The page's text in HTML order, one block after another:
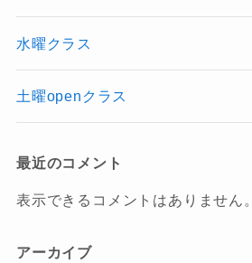
水曜クラス
土曜openクラス
最近のコメント
表示できるコメントはありません。
アーカイブ